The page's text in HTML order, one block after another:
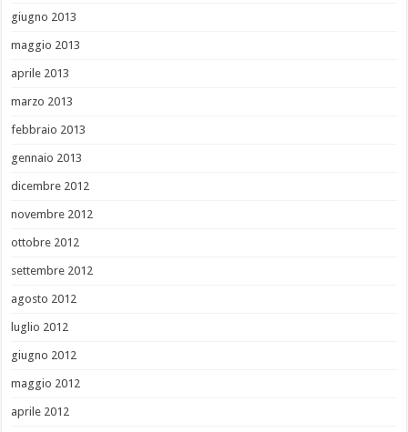
giugno 2013
maggio 2013
aprile 2013
marzo 2013
febbraio 2013
gennaio 2013
dicembre 2012
novembre 2012
ottobre 2012
settembre 2012
agosto 2012
luglio 2012
giugno 2012
maggio 2012
aprile 2012